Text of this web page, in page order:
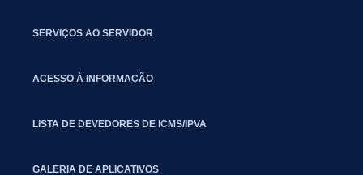
SERVIÇOS AO SERVIDOR
ACESSO À INFORMAÇÃO
LISTA DE DEVEDORES DE ICMS/IPVA
GALERIA DE APLICATIVOS